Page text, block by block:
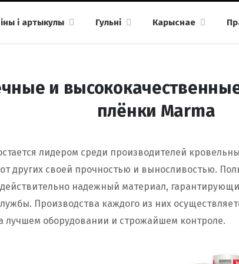
і артыкулы Гульні Карыснае
и
плёнки Marma
лидером среди производителей
других своей прочностью и выносливостью.
действительно надежный материал,
Производства каждого из них
лучшем оборудовании и строжайшем контроле.